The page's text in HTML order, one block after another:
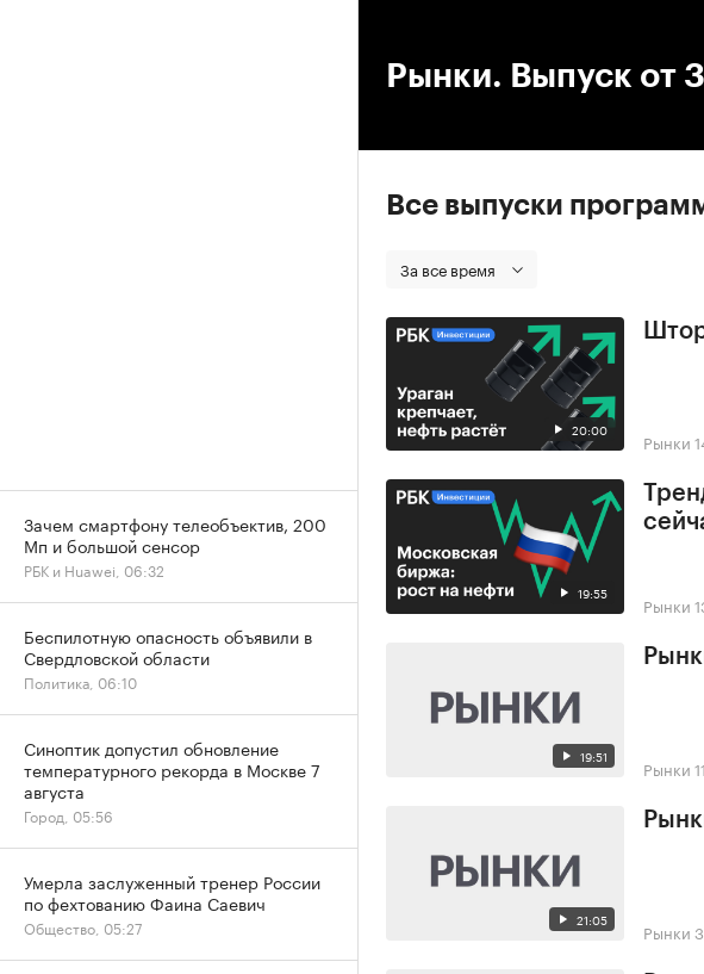
Рынки. Выпуск от
Все выпуски
За все время
20:00 Рынки
19:55 Рынки
19:51 Рынки
21:05 Рынки
Зачем смартфону телеобъектив, 200
Мп и большой сенсор
РБК и Huawei, 06:32
Беспилотную опасность объявили в
Свердловской области
Политика, 06:10
Синоптик допустил обновление
температурного рекорда в Москве 7
августа
Город, 05:56
Умерла заслуженный тренер России
по фехтованию Фаина Саевич
Общество, 05:27